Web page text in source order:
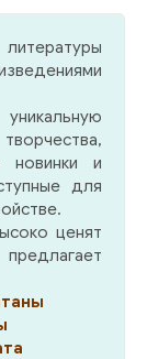
новинки и
для
ценят